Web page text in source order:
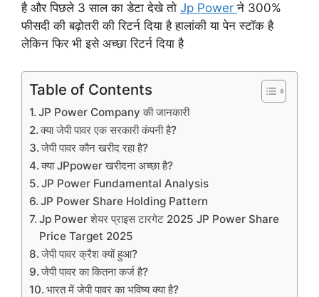
है और पिछले 3 साल का डेटा देखे तो Jp Powerने 300%
फीसदी की बढ़ोतरी की रिटर्न दिया है हालांकी या पेन स्टॉक है
लेकिन फिर भी इसे अच्छा रिटर्न दिया है
Table of Contents
JP Power Company की जानकारी
क्या जेपी पावर एक सरकारी कंपनी है?
जेपी पावर कौन खरीद रहा है?
क्या JPpower खरीदना अच्छा है?
JP Power Fundamental Analysis
JP Power Share Holding Pattern
Jp Power शेयर प्राइस टारगेट 2025 JP Power Share
Price Target 2025
जेपी पावर क्रैश क्यों हुआ?
जेपी पावर का कितना कर्ज है?
भारत में जेपी पावर का भविष्य क्या है?